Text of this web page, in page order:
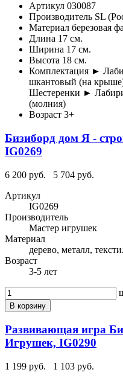
Артикул 030087
Производитель SL
Материал березовая
Длина 17 см.
Ширина 17 см.
Высота 18 см.
Комплектация ►
шкантовый (на
Шестеренки ►
(молния)
Возраст 3+
Бизиборд дом Я -
IG0269
6 200 руб.
5 704 руб.
Артикул
IG0269
Производитель
Мастер игрушек
Материал
дерево, металл,
Возраст
3-5 лет
В корзину
Развивающая игра
Игрушек, IG0290
1 199 руб.
1 103 руб.